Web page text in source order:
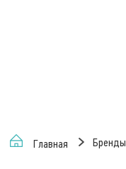
Главная Бренды